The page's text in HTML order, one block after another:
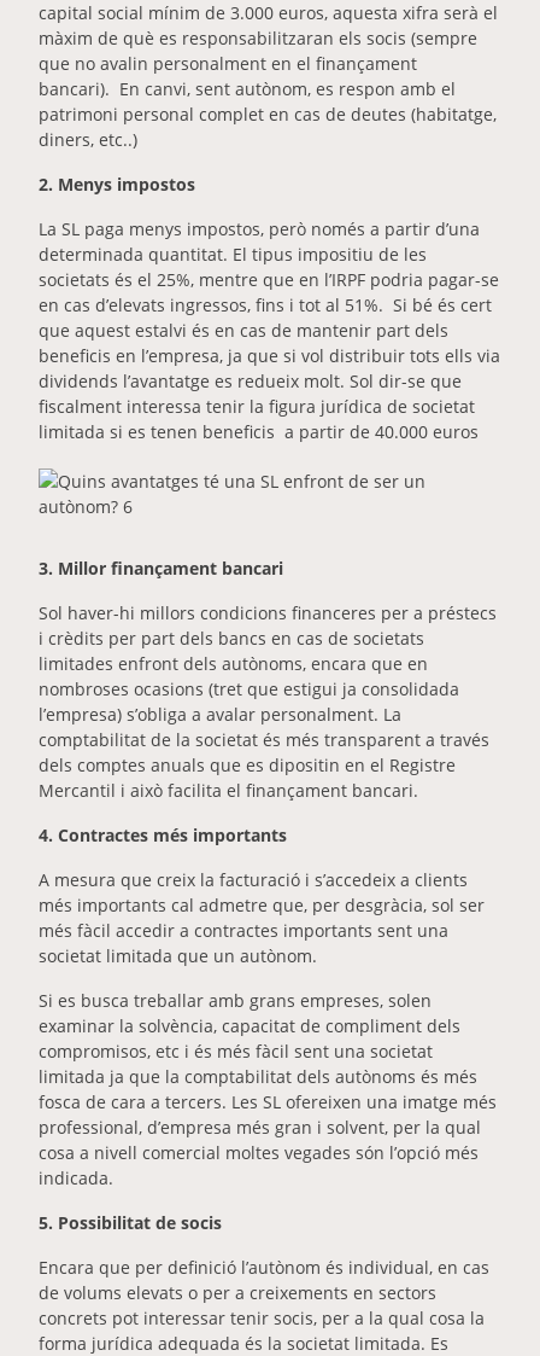
capital social mínim de 3.000 euros, aquesta xifra serà el
màxim de què es responsabilitzaran els socis (sempre
que no avalin personalment en el finançament
bancari). En canvi, sent autònom, es respon amb el
patrimoni personal complet en cas de deutes (habitatge,
diners, etc..)
2. Menys impostos
La SL paga menys impostos, però només a partir d’una
determinada quantitat. El tipus impositiu de les
societats és el 25%, mentre que en l’IRPF podria pagar-se
en cas d’elevats ingressos, fins i tot al 51%. Si bé és cert
que aquest estalvi és en cas de mantenir part dels
beneficis en l’empresa, ja que si vol distribuir tots ells via
dividends l’avantatge es redueix molt. Sol dir-se que
fiscalment interessa tenir la figura jurídica de societat
limitada si es tenen beneficis a partir de 40.000 euros
3. Millor finançament bancari
Sol haver-hi millors condicions financeres per a préstecs
i crèdits per part dels bancs en cas de societats
limitades enfront dels autònoms, encara que en
nombroses ocasions (tret que estigui ja consolidada
l’empresa) s’obliga a avalar personalment. La
comptabilitat de la societat és més transparent a través
dels comptes anuals que es dipositin en el Registre
Mercantil i això facilita el finançament bancari.
4. Contractes més importants
A mesura que creix la facturació i s’accedeix a clients
més importants cal admetre que, per desgràcia, sol ser
més fàcil accedir a contractes importants sent una
societat limitada que un autònom.
Si es busca treballar amb grans empreses, solen
examinar la solvència, capacitat de compliment dels
compromisos, etc i és més fàcil sent una societat
limitada ja que la comptabilitat dels autònoms és més
fosca de cara a tercers. Les SL ofereixen una imatge més
professional, d’empresa més gran i solvent, per la qual
cosa a nivell comercial moltes vegades són l’opció més
indicada.
5. Possibilitat de socis
Encara que per definició l’autònom és individual, en cas
de volums elevats o per a creixements en sectors
concrets pot interessar tenir socis, per a la qual cosa la
forma jurídica adequada és la societat limitada. Es